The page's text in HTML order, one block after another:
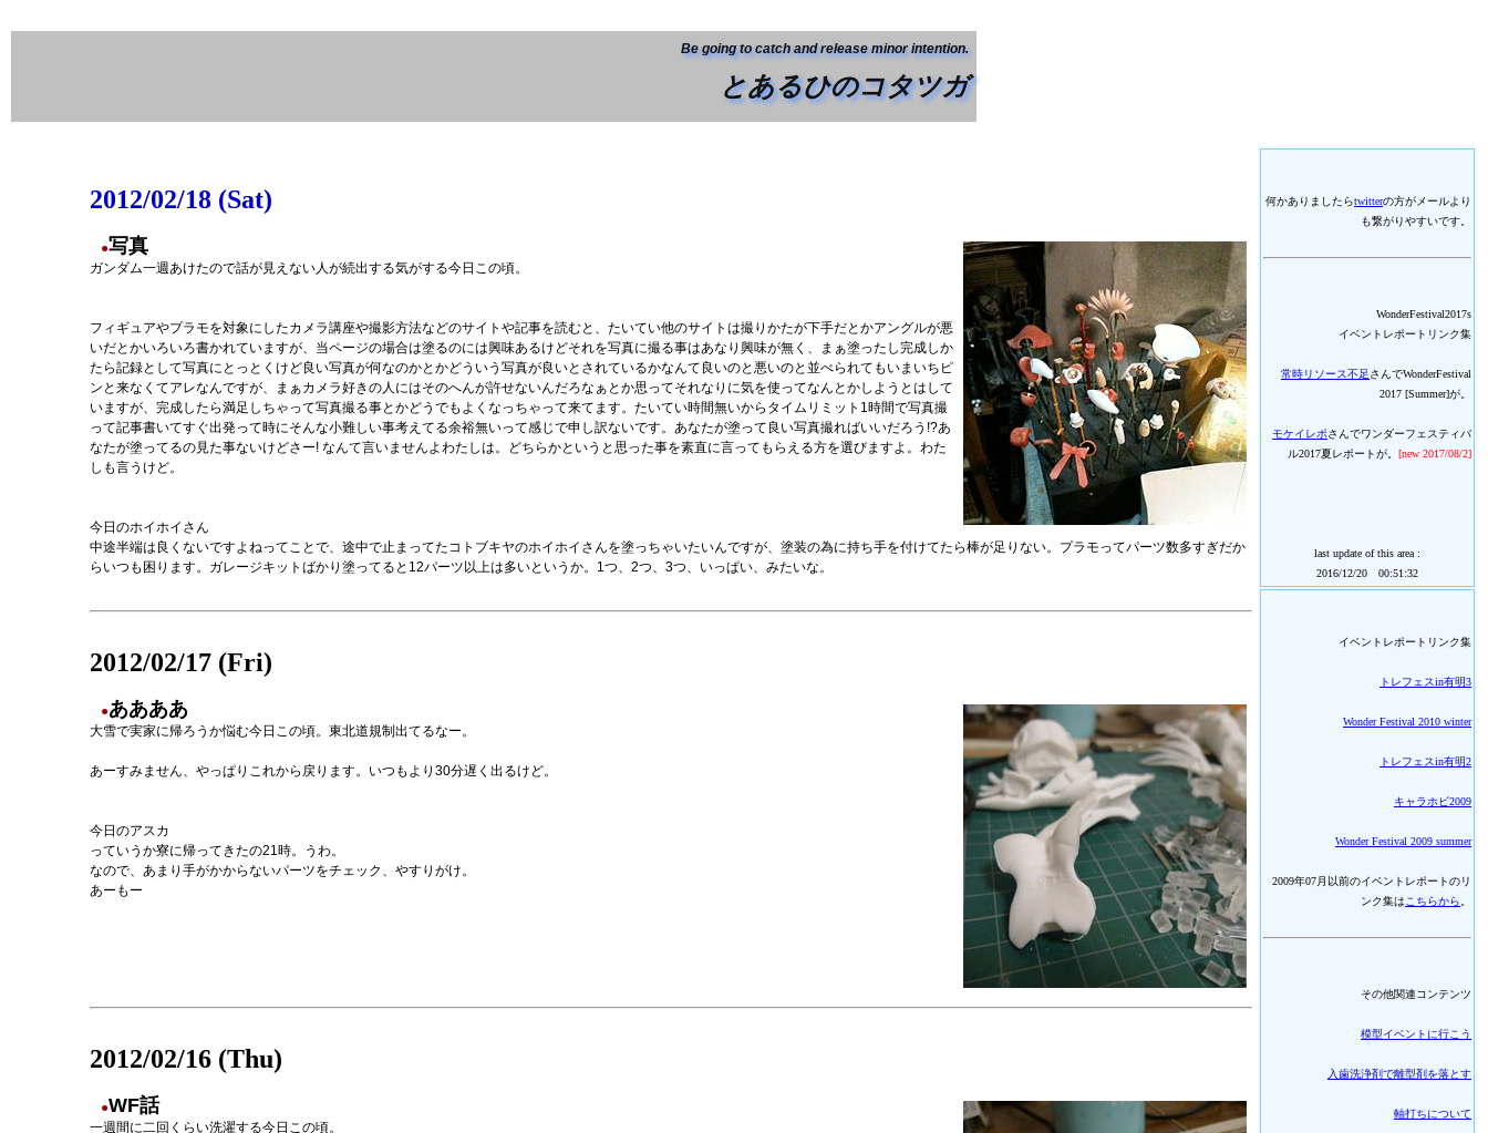
Be going to catch and release minor intention.
とあるひのコタツガ
2012/02/18 (Sat)
●写真
ガンダム一週あけたので話が見えない人が続出する気がする今日この頃。
フィギュアやプラモを対象にしたカメラ講座や撮影方法などのサイトや記事を読むと、たいてい他のサイトは撮りかたが下手だとかアングルが悪
いだとかいろいろ書かれていますが、当ページの場合は塗るのには興味あるけどそれを写真に撮る事はあなり興味が無く、まぁ塗ったし完成しか
たら記録として写真にとっとくけど良い写真が何なのかとかどういう写真が良いとされているかなんて良いのと悪いのと並べられてもいまいちピ
ンと来なくてアレなんですが、まぁカメラ好きの人にはそのへんが許せないんだろなぁとか思ってそれなりに気を使ってなんとかしようとはして
いますが、完成したら満足しちゃって写真撮る事とかどうでもよくなっちゃって来てます。たいてい時間無いからタイムリミット1時間で写真撮
って記事書いてすぐ出発って時にそんな小難しい事考えてる余裕無いって感じで申し訳ないです。あなたが塗って良い写真撮ればいいだろう!?あ
なたが塗ってるの見た事ないけどさー! なんて言いませんよわたしは。どちらかというと思った事を素直に言ってもらえる方を選びますよ。わた
しも言うけど。
今日のホイホイさん
中途半端は良くないですよねってことで、途中で止まってたコトブキヤのホイホイさんを塗っちゃいたいんですが、塗装の為に持ち手を付けてたら棒が足りない。プラモってパーツ数多すぎだか
らいつも困ります。ガレージキットばかり塗ってると12パーツ以上は多いというか。1つ、2つ、3つ、いっぱい、みたいな。
2012/02/17 (Fri)
●ああああ
大雪で実家に帰ろうか悩む今日この頃。東北道規制出てるなー。
あーすみません、やっぱりこれから戻ります。いつもより30分遅く出るけど。
今日のアスカ
っていうか寮に帰ってきたの21時。うわ。
なので、あまり手がかからないパーツをチェック、やすりがけ。
あーもー
2012/02/16 (Thu)
●WF話
一週間に二回くらい洗濯する今日この頃。
何かありましたらtwitterの方がメールより
も繋がりやすいです。
WonderFestival2017s
イベントレポートリンク集
常時リソース不足さんでWonderFestival
2017 [Summer]が。
モケイレポさんでワンダーフェスティバ
ル2017夏レポートが。 [new 2017/08/2]
last update of this area :
2016/12/20 00:51:32
イベントレポートリンク集
トレフェスin有明3
Wonder Festival 2010 winter
トレフェスin有明2
キャラホビ2009
Wonder Festival 2009 summer
2009年07月以前のイベントレポートのリ
ンク集は こちらから
その他関連コンテンツ
模型イベントに行こう
入歯洗浄剤で離型剤を落とす
軸打ちについて